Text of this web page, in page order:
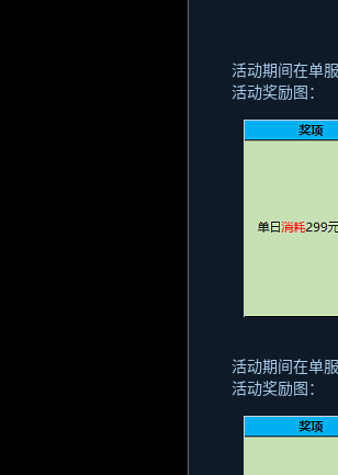
活动期间在单
活动奖励图：
活动期间在单
活动奖励图：